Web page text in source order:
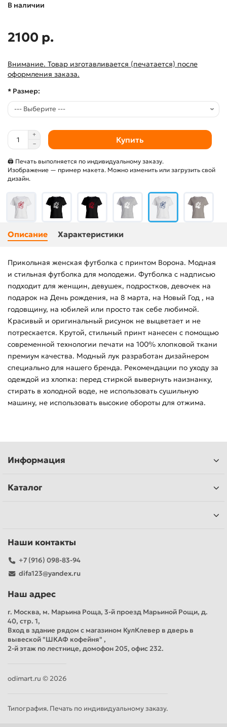
В наличии
2100 р.
Внимание. Товар изготавливается (печатается) после
оформления заказа.
* Размер:
Купить
🖨 Печать выполняется по индивидуальному заказу.
Изображение — пример макета. Можно изменить или загрузить свой
дизайн.
Описание Характеристики
Прикольная женская футболка с принтом Ворона. Модная
и стильная футболка для молодежи. Футболка с надписью
подходит для женщин, девушек, подростков, девочек на
подарок на День рождения, на 8 марта, на Новый Год , на
годовщину, на юбилей или просто так себе любимой.
Красивый и оригинальный рисунок не выцветает и не
потрескается. Крутой, стильный принт нанесен с помощью
современной технологии печати на 100% хлопковой ткани
премиум качества. Модный лук разработан дизайнером
специально для нашего бренда. Рекомендации по уходу за
одеждой из хлопка: перед стиркой вывернуть наизнанку,
стирать в холодной воде, не использовать сушильную
машину, не использовать высокие обороты для отжима.
Информация
Каталог
Наши контакты
+7 (916) 098-83-94
difa123@yandex.ru
Наш адрес
г. Москва, м. Марьина Роща, 3-й проезд Марьиной Рощи, д.
40, стр. 1,
Вход в здание рядом с магазином КулКлевер в дверь в
вывеской "ШКАФ кофейня" ,
2-й этаж по лестнице, домофон 205, офис 232.
odimart.ru © 2026
Типография. Печать по индивидуальному заказу.